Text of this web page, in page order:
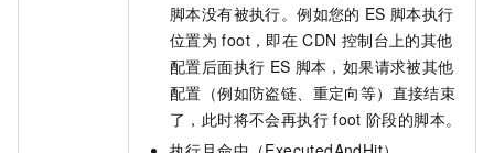
脚本没有被执行。例如您的 ES 脚本执行
位置为 foot，即在 CDN 控制台上的其他
配置后面执行 ES 脚本，如果请求被其他
配置（例如防盗链、重定向等）直接结束
了，此时将不会再执行 foot 阶段的脚本。